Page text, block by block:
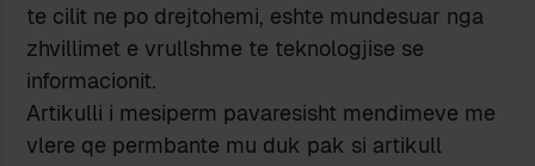
te cilit ne po drejtohemi, eshte mundesuar nga
zhvillimet e vrullshme te teknologjise se
informacionit.
Artikulli i mesiperm pavaresisht mendimeve me
vlere qe permbante mu duk pak si artikull